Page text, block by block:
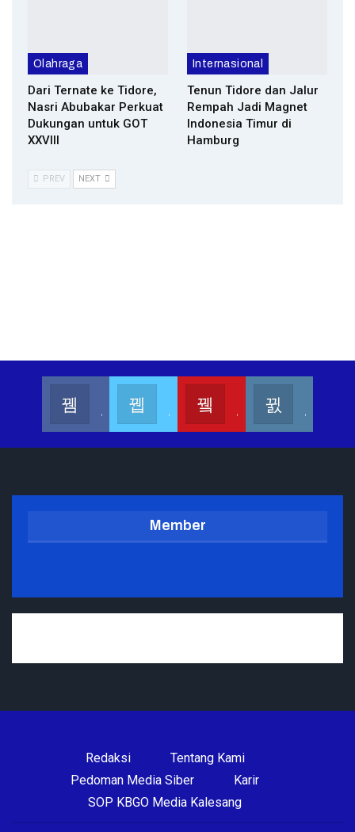
Olahraga
Dari Ternate ke Tidore,
Nasri Abubakar Perkuat
Dukungan untuk GOT
XXVIII
Internasional
Tenun Tidore dan Jalur
Rempah Jadi Magnet
Indonesia Timur di
Hamburg
PREV NEXT
Member
Redaksi
Tentang Kami
Pedoman Media Siber
Karir
SOP KBGO Media Kalesang